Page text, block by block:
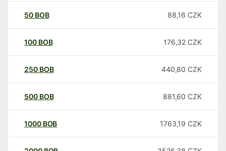
50 BOB 88,16 CZK
100 BOB 176,32 CZK
250 BOB 440,80 CZK
500 BOB 881,60 CZK
1000 BOB 1763,19 CZK